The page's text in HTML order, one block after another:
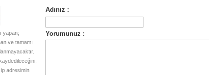
yapan;
ve tamamı
adresimin